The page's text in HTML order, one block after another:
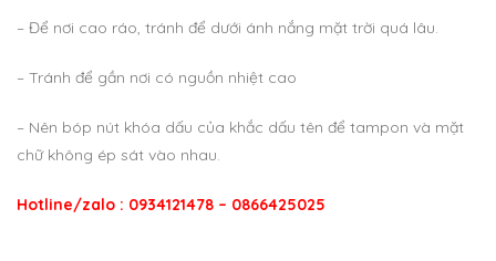
– Để nơi cao ráo, tránh để dưới ánh nắng mặt trời quá lâu.
– Tránh để gần nơi có nguồn nhiệt cao
– Nên bóp nút khóa dấu của khắc dấu tên để tampon và mặt
chữ không ép sát vào nhau.
Hotline/zalo : 0934121478 – 0866425025